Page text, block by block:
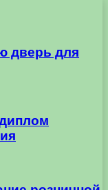
дверь для